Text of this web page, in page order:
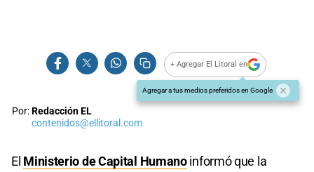
+ Agregar El Litoral en
Agregar a tus medios preferidos en Google
Por:Redacción EL
contenidos@ellitoral.com
El Ministerio de Capital Humanoinformó que la